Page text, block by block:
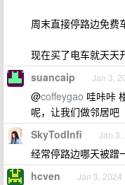
周末直接停路边免费
现在买了电车就天天
suancaip Jan 3,
@coffeygao 哇咔咔
呢，让我们做邻居吧
SkyTodInfi Jan 3,
经常停路边哪天被蹭
hcven Jan 3, 2024